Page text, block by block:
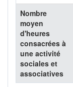
Nombre
moyen
d'heures
consacrées à
une activité
sociales et
associatives